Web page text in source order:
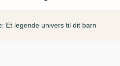
Et legende univers til dit barn